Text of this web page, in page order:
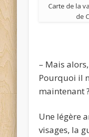
Carte de la
de
– Mais
Pourquoi il
maintenant ?
Une légère
visages, la